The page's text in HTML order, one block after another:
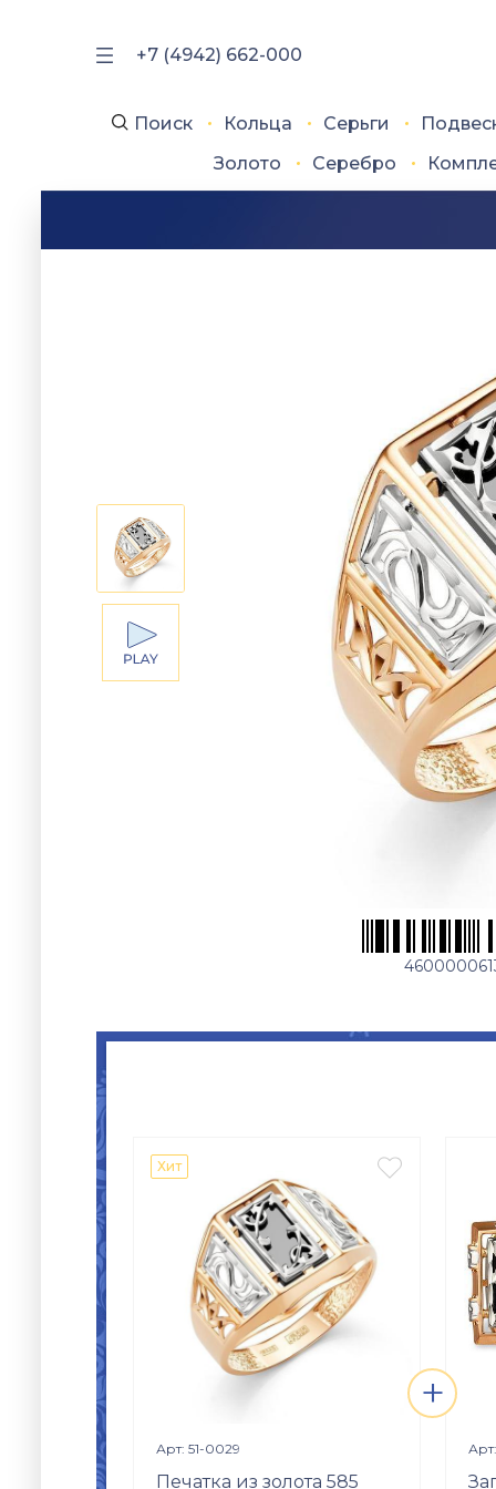
+7 (4942) 662-000
Поиск Кольца Серьги
Золото
Серебро
Хит 
Арт: 51-0029
Печатка из золота 585
+